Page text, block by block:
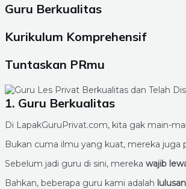
Guru Berkualitas
Kurikulum Komprehensif
Tuntaskan PRmu
1. Guru Berkualitas
Di LapakGuruPrivat.com, kita gak main-
Bukan cuma ilmu yang kuat, mereka juga
Sebelum jadi guru di sini, mereka wajib
Bahkan, beberapa guru kami adalah